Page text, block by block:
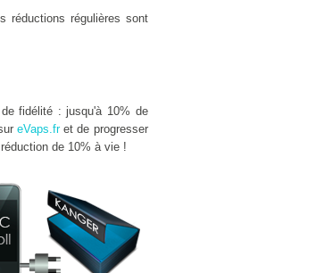
réductions régulières sont
fidélité : jusqu'à 10% de
eVaps.fret de progresser
de 10% à vie !